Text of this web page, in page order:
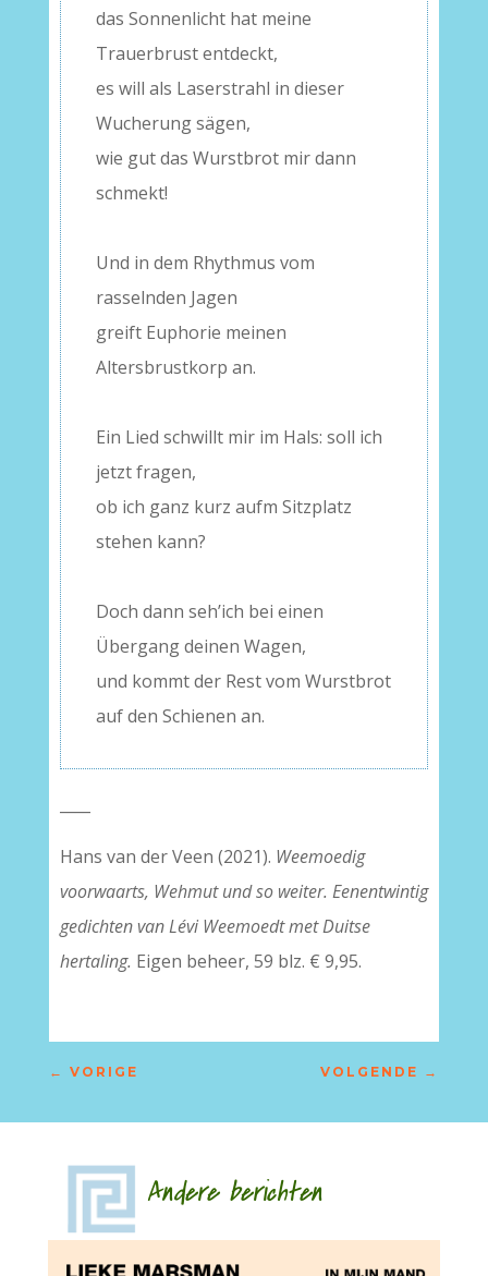
das Sonnenlicht hat meine
Trauerbrust entdeckt,
es will als Laserstrahl in dieser
Wucherung sägen,
wie gut das Wurstbrot mir dann
schmekt!
Und in dem Rhythmus vom
rasselnden Jagen
greift Euphorie meinen
Altersbrustkorp an.
Ein Lied schwillt mir im Hals: soll ich
jetzt fragen,
ob ich ganz kurz aufm Sitzplatz
stehen kann?
Doch dann seh’ich bei einen
Übergang deinen Wagen,
und kommt der Rest vom Wurstbrot
auf den Schienen an.
Hans van der Veen (2021). Weemoedig
voorwaarts, Wehmut und so weiter. Eenentwintig
gedichten van Lévi Weemoedt met Duitse
hertaling. Eigen beheer, 59 blz. € 9,95.
← VORIGE VOLGENDE →
Andere berichten